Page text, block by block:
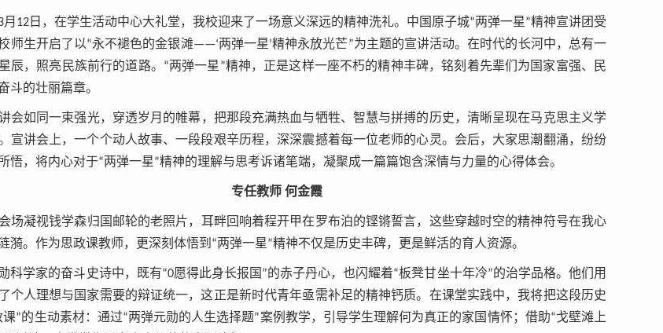
12日，在学生活动中心大礼堂，我校迎来了一场意义深远的精神洗礼。中国原子城“两弹一星”精神宣讲团受
师生开启了以“永不褪色的金银滩——‘两弹一星’精神永放光芒”为主题的宣讲活动。在时代的长河中，总有一
辰，照亮民族前行的道路。“两弹一星”精神，正是这样一座不朽的精神丰碑，铭刻着先辈们为国家富强、民
斗的壮丽篇章。
会如同一束强光，穿透岁月的帷幕，把那段充满热血与牺牲、智慧与拼搏的历史，清晰呈现在马克思主义学
宣讲会上，一个个动人故事、一段段艰辛历程，深深震撼着每一位老师的心灵。会后，大家思潮翻涌，纷纷
悟，将内心对于“两弹一星”精神的理解与思考诉诸笔端，凝聚成一篇篇饱含深情与力量的心得体会。
专任教师 何金霞
场凝视钱学森归国邮轮的老照片，耳畔回响着程开甲在罗布泊的铿锵誓言，这些穿越时空的精神符号在我心
漪。作为思政课教师，更深刻体悟到“两弹一星”精神不仅是历史丰碑，更是鲜活的育人资源。
科学家的奋斗史诗中，既有“0愿得此身长报国”的赤子丹心，也闪耀着“板凳甘坐十年冷”的治学品格。他们用
个人理想与国家需要的辩证统一，这正是新时代青年亟需补足的精神钙质。在课堂实践中，我将把这段历史
课”的生动素材：通过“两弹元勋的人生选择题”案例教学，引导学生理解何为真正的家国情怀；借助“戈壁滩上